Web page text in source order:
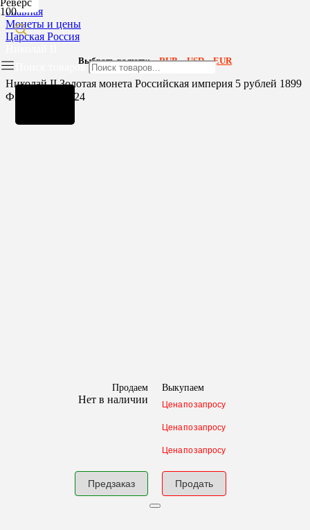
Поиск товаров
Главная
Монеты и цены
Царская Россия
Выбрать валюту: RUB USD EUR
Николай II Золотая монета Российская империя 5 рублей 1899
ФЗ, Биткин №24
Реверс
Продаем
Нет в наличии
Выкупаем
Цена по запросу
Цена по запросу
Цена по запросу
Предзаказ Продать